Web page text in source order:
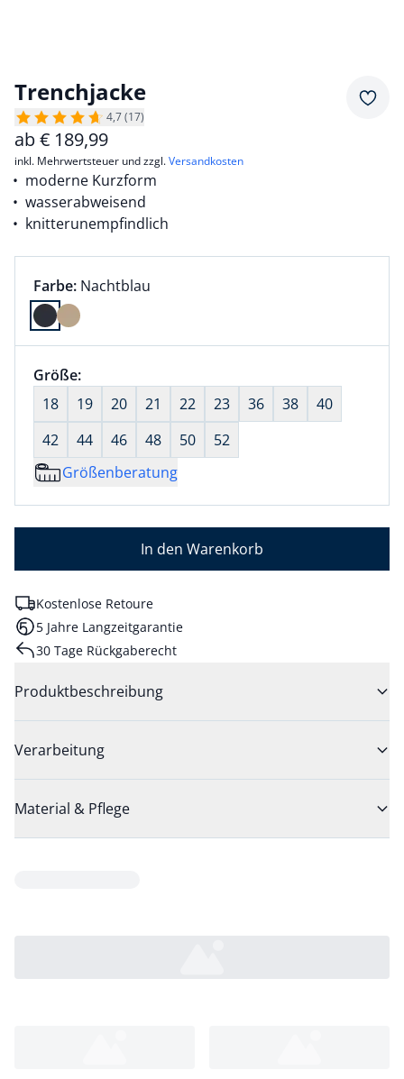
Trenchjacke
4,7 (17)
ab€ 189,99
inkl. Mehrwertsteuer und zzgl.Versandkosten
moderne Kurzform
wasserabweisend
knitterunempfindlich
Farbauswahl:
Farbe: aktuell ausgewählt:
Nachtblau
Farbe Nachtblau ausgewählt
Größenauswahl:
Größe:nichts ausgewählt
18
19 20 21 22 23 36 38
40
42
44 46 48 50
52
Größenberatung
In den Warenkorb
Kostenlose Retoure
5 Jahre Langzeitgarantie
30 Tage Rückgaberecht
Produktbeschreibung
Verarbeitung
Material & Pflege